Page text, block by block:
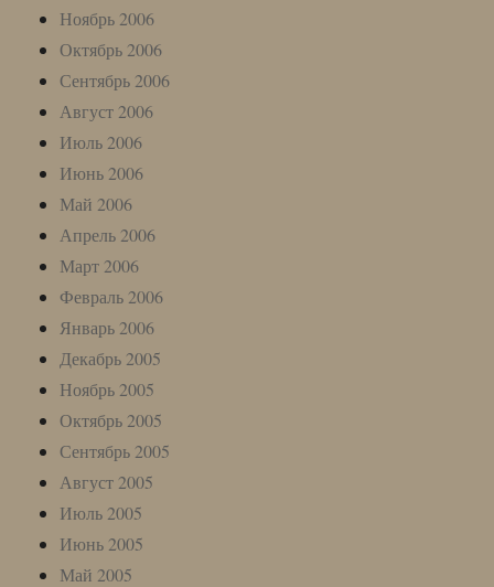
Ноябрь 2006
Октябрь 2006
Сентябрь 2006
Август 2006
Июль 2006
Июнь 2006
Май 2006
Апрель 2006
Март 2006
Февраль 2006
Январь 2006
Декабрь 2005
Ноябрь 2005
Октябрь 2005
Сентябрь 2005
Август 2005
Июль 2005
Июнь 2005
Май 2005